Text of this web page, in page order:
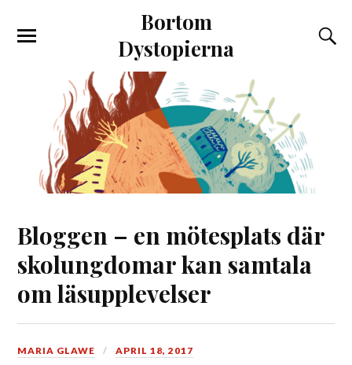
Bortom
Dystopierna
Bloggen – en mötesplats där
skolungdomar kan samtala
om läsupplevelser
MARIA GLAWE APRIL 18, 2017